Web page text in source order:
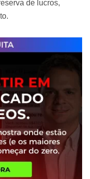
de lucros,